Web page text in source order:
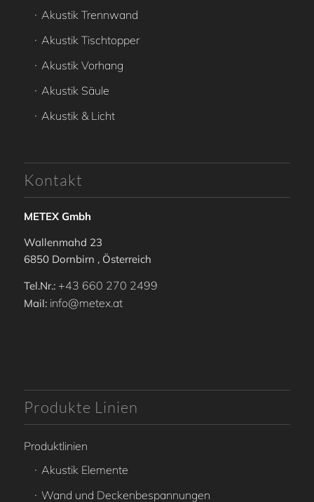
Akustik Trennwand
Akustik Tischtopper
Akustik Vorhang
Akustik Säule
Akustik & Licht
Kontakt
METEX Gmbh
Wallenmahd 23
6850 Dornbirn , Österreich
Tel.Nr.: +43 660 270 2499
Mail: info@metex.at
Produkte Linien
Produktlinien
Akustik Elemente
Wand und Deckenbespannungen